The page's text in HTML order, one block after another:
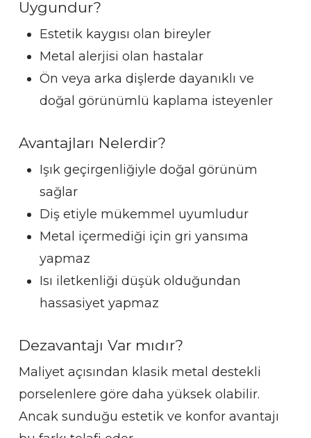
Uygundur?
Estetik kaygısı olan bireyler
Metal alerjisi olan hastalar
Ön veya arka dişlerde dayanıklı ve
doğal görünümlü kaplama isteyenler
Avantajları Nelerdir?
Işık geçirgenliğiyle doğal görünüm
sağlar
Diş etiyle mükemmel uyumludur
Metal içermediği için gri yansıma
yapmaz
Isı iletkenliği düşük olduğundan
hassasiyet yapmaz
Dezavantajı Var mıdır?
Maliyet açısından klasik metal destekli
porselenlere göre daha yüksek olabilir.
Ancak sunduğu estetik ve konfor avantajı